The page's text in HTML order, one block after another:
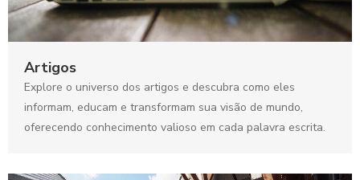
Artigos
Explore o universo dos artigos e descubra como eles
informam, educam e transformam sua visão de mundo,
oferecendo conhecimento valioso em cada palavra escrita.